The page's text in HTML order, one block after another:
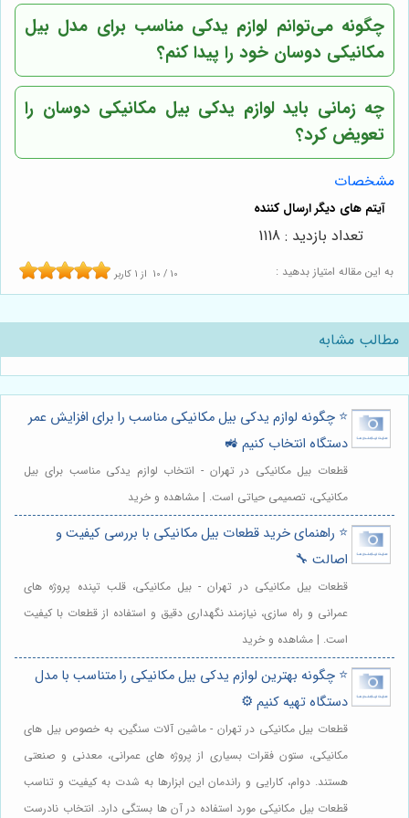
چگونه می‌توانم لوازم یدکی مناسب برای مدل بیل
مکانیکی دوسان خود را پیدا کنم؟
چه زمانی باید لوازم یدکی بیل مکانیکی دوسان را
تعویض کرد؟
مشخصات
به این مقاله امتیاز بدهید : 10 / 10 از 1 کاربر
تعداد بازدید : 1118
مطالب مشابه
⭐️ چگونه لوازم یدکی بیل مکانیکی مناسب را برای افزایش عمر
دستگاه انتخاب کنیم 🚜
قطعات بیل مکانیکی در تهران - انتخاب لوازم یدکی مناسب برای بیل
مکانیکی، تصمیمی حیاتی است. | مشاهده و خرید
⭐️ راهنمای خرید قطعات بیل مکانیکی با بررسی کیفیت و
اصالت 🔧
قطعات بیل مکانیکی در تهران - بیل مکانیکی، قلب تپنده پروژه های
عمرانی و راه سازی، نیازمند نگهداری دقیق و استفاده از قطعات با کیفیت
است. | مشاهده و خرید
⭐️ چگونه بهترین لوازم یدکی بیل مکانیکی را متناسب با مدل
دستگاه تهیه کنیم ⚙️
قطعات بیل مکانیکی در تهران - ماشین آلات سنگین، به خصوص بیل های
مکانیکی، ستون فقرات بسیاری از پروژه های عمرانی، معدنی و صنعتی
هستند. دوام، کارایی و راندمان این ابزارها به شدت به کیفیت و تناسب
قطعات بیل مکانیکی مورد استفاده در آن ها بستگی دارد. انتخاب نادرست